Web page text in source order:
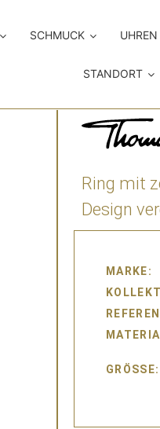
SCHMUCK UHREN
STANDORT
Ring mit
Design
MARKE
GRÖSSE